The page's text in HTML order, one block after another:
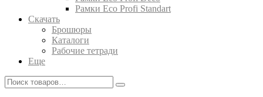
Рамки Eco Profi Standart
Скачать
Брошюры
Каталоги
Рабочие тетради
Еще